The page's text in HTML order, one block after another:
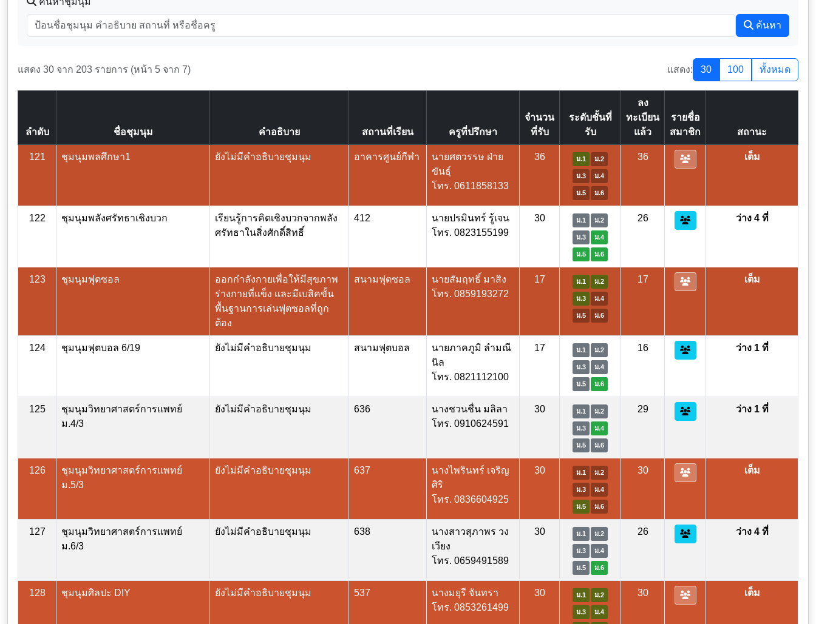
ค้นหา
แสดง 30 จาก 203 รายการ (หน้า 5 จาก 7) แสดง: 30 100 ทั้งหมด
ลำดับ ชื่อชุมนุม คำอธิบาย สถานที่เรียน ครูที่ปรึกษา
จำนวน
ที่รับ
ระดับชั้นที่
รับ
ลง
ทะเบียน
แล้ว
รายชื่อ
สมาชิก
สถานะ
121 ชุมนุมพลศึกษา1 ยังไม่มีคำอธิบายชุมนุม อาคารศูนย์กีฬา
นายศตวรรษ ฝ่าย
ขันธฺ์
โทร. 0611858133
36 ม.1 ม.2
ม.3 ม.4
ม.5 ม.6
36 เต็ม
122 ชุมนุมพลังศรัทธาเชิงบวก
เรียนรู้การคิดเชิงบวกจากพลัง
ศรัทธาในสิ่งศักดิ์สิทธิ์
412
นายปรมินทร์ รู้เจน
โทร. 0823155199
30 ม.1 ม.2
ม.3 ม.4
ม.5 ม.6
26 ว่าง 4 ที่
123 ชุมนุมฟุตซอล
ออกกำลังกายเพื่อให้มีสุขภาพ
ร่างกายที่แข็ง และมีเบสิคขั้น
พื้นฐานการเล่นฟุตซอลที่ถูก
ต้อง
สนามฟุตซอล
นายสัมฤทธิ์ มาสิง
โทร. 0859193272
17 ม.1 ม.2
ม.3 ม.4
ม.5 ม.6
17 เต็ม
124 ชุมนุมฟุตบอล 6/19 ยังไม่มีคำอธิบายชุมนุม สนามฟุตบอล
นายภาคภูมิ ลำมณี
นิล
โทร. 0821112100
17 ม.1 ม.2
ม.3 ม.4
ม.5 ม.6
16 ว่าง 1 ที่
125
ชุมนุมวิทยาศาสตร์การแพทย์
ม.4/3
ยังไม่มีคำอธิบายชุมนุม 636
นางชวนชื่น มลิลา
โทร. 0910624591
30 ม.1 ม.2
ม.3 ม.4
ม.5 ม.6
29 ว่าง 1 ที่
126
ชุมนุมวิทยาศาสตร์การแพทย์
ม.5/3
ยังไม่มีคำอธิบายชุมนุม 637
นางไพรินทร์ เจริญ
ศิริ
โทร. 0836604925
30 ม.1 ม.2
ม.3 ม.4
ม.5 ม.6
30 เต็ม
127
ชุมนุมวิทยาศาสตร์การแพทย์
ม.6/3
ยังไม่มีคำอธิบายชุมนุม 638
นางสาวสุภาพร วง
เวียง
โทร. 0659491589
30 ม.1 ม.2
ม.3 ม.4
ม.5 ม.6
26 ว่าง 4 ที่
128 ชุมนุมศิลปะ DIY ยังไม่มีคำอธิบายชุมนุม 537
นางมยุรี จันทรา
โทร. 0853261499
30 ม.1 ม.2
ม.3 ม.4
30 เต็ม